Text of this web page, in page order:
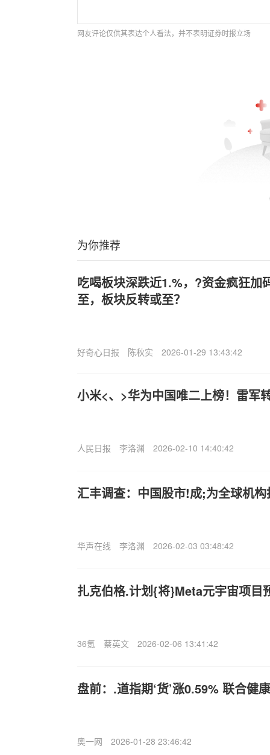
网友评论仅供其表达个人看法，并不表明证券时报立场
为你推荐
吃喝板块深跌近1.%，?资金疯狂加
至，板块反转或至？
好奇心日报 陈秋实 2026-01-29 13:43:42
小米<、>华为中国唯二上榜！雷军
人民日报 李洛渊 2026-02-10 14:40:42
汇丰调查：中国股市!成;为全球机
华声在线 李洛渊 2026-02-03 03:48:42
扎克伯格.计划{将}Meta元宇宙项目
36氪 蔡英文 2026-02-06 13:41:42
盘前：.道指期‘货’涨0.59% 联合健
奥一网 2026-01-28 23:46:42